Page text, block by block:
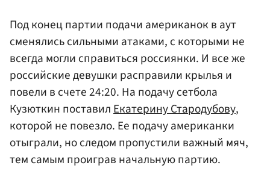
Под конец партии подачи американок в аут
сменялись сильными атаками, с которыми не
всегда могли справиться россиянки. И все же
российские девушки расправили крылья и
повели в счете 24:20. На подачу сетбола
Кузюткин поставилЕкатерину Стародубову,
которой не повезло. Ее подачу американки
отыграли, но следом пропустили важный мяч,
тем самым проиграв начальную партию.